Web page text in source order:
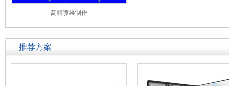
高精喷绘制作
推荐方案